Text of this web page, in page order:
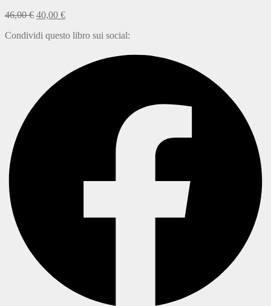
46,00€ 40,00 €
Condividi questo libro sui social: